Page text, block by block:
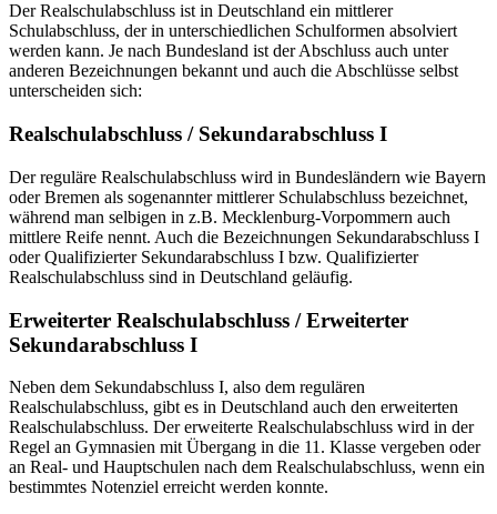
Der Realschulabschluss ist in Deutschland ein mittlerer
Schulabschluss, der in unterschiedlichen Schulformen absolviert
werden kann. Je nach Bundesland ist der Abschluss auch unter
anderen Bezeichnungen bekannt und auch die Abschlüsse selbst
unterscheiden sich:
Realschulabschluss / Sekundarabschluss I
Der reguläre Realschulabschluss wird in Bundesländern wie Bayern
oder Bremen als sogenannter mittlerer Schulabschluss bezeichnet,
während man selbigen in z.B. Mecklenburg-Vorpommern auch
mittlere Reife nennt. Auch die Bezeichnungen Sekundarabschluss I
oder Qualifizierter Sekundarabschluss I bzw. Qualifizierter
Realschulabschluss sind in Deutschland geläufig.
Erweiterter Realschulabschluss / Erweiterter
Sekundarabschluss I
Neben dem Sekundabschluss I, also dem regulären
Realschulabschluss, gibt es in Deutschland auch den erweiterten
Realschulabschluss. Der erweiterte Realschulabschluss wird in der
Regel an Gymnasien mit Übergang in die 11. Klasse vergeben oder
an Real- und Hauptschulen nach dem Realschulabschluss, wenn ein
bestimmtes Notenziel erreicht werden konnte.